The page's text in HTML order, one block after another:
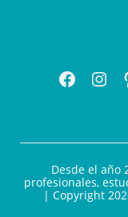
Desde el año
profesionales,
| Copyright